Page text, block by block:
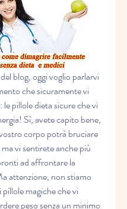
blog, oggi voglio parlarvi
che sicuramente vi
le pillole dieta sicure che vi
Sì, avete capito bene,
corpo potrà bruciare
vi sentirete anche più
ad affrontare la
attenzione, non stiamo
magiche che vi
peso senza un minimo